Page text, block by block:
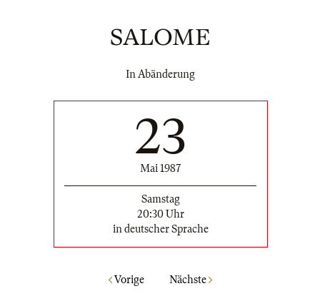
SALOME
In Abänderung
23
Mai 1987
Samstag
20:30 Uhr
in deutscher Sprache
Vorige Nächste